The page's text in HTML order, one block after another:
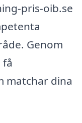
pris-oib.se
Genom
matchar dina